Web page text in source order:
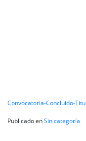
Convocatoria-Concluido-
Publicado enSin categoría